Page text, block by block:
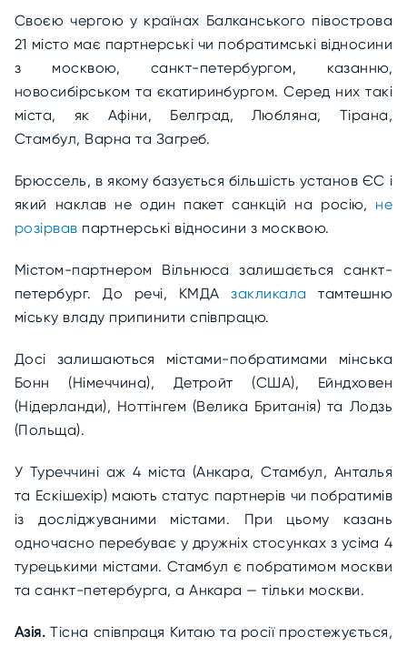
Своєю чергою у країнах Балканського півострова
21 місто має партнерські чи побратимські відносини
з москвою, санкт-петербургом, казанню,
новосибірськом та єкатиринбургом. Серед них такі
міста, як Афіни, Белград, Любляна, Тірана,
Стамбул, Варна та Загреб.
Брюссель, в якому базується більшість установ ЄС і
який наклав не один пакет санкцій на росію, не
розірвав партнерські відносини з москвою.
Містом-партнером Вільнюса залишається санкт-
петербург. До речі, КМДАзакликалатамтешню
міську владу припинити співпрацю.
Досі залишаються містами-побратимами мінська
Бонн (Німеччина), Детройт (США), Ейндховен
(Нідерланди), Ноттінгем (Велика Британія) та Лодзь
(Польща).
У Туреччині аж 4 міста (Анкара, Стамбул, Анталья
та Ескішехір) мають статус партнерів чи побратимів
із досліджуваними містами. При цьому казань
одночасно перебуває у дружніх стосунках з усіма 4
турецькими містами. Стамбул є побратимом москви
та санкт-петербурга, а Анкара — тільки москви.
Азія. Тісна співпраця Китаю та росії простежується,